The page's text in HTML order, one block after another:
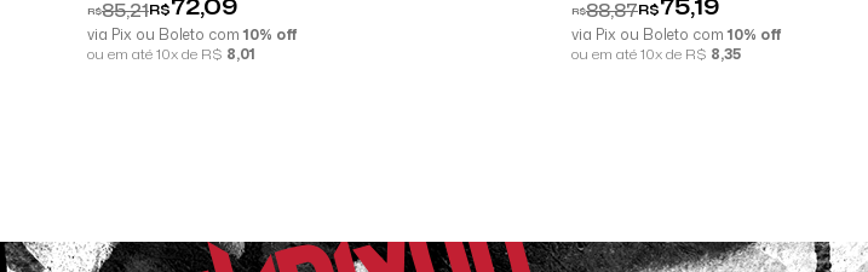
R$85,21R$
via Pix ou Boleto com10% off
ou em até 10x de R$ 8,01
R$88,87R$
via Pix ou Boleto com10% off
ou em até 10x de R$ 8,35